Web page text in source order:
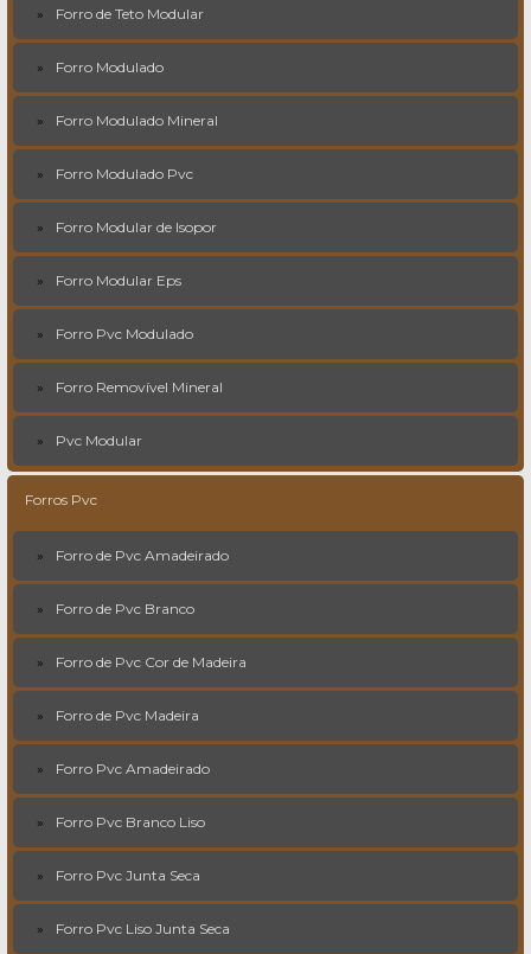
Forro de Teto Modular
Forro Modulado
Forro Modulado Mineral
Forro Modulado Pvc
Forro Modular de Isopor
Forro Modular Eps
Forro Pvc Modulado
Forro Removível Mineral
Pvc Modular
Forros Pvc
Forro de Pvc Amadeirado
Forro de Pvc Branco
Forro de Pvc Cor de Madeira
Forro de Pvc Madeira
Forro Pvc Amadeirado
Forro Pvc Branco Liso
Forro Pvc Junta Seca
Forro Pvc Liso Junta Seca